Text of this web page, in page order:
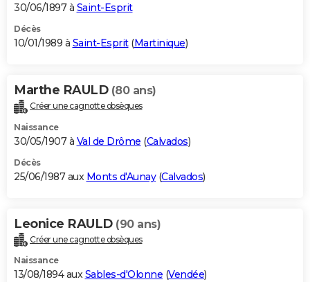
30/06/1897 à Saint-Esprit
Décès
10/01/1989 à Saint-Esprit(Martinique)
Marthe RAULD (80 ans)
Créer une cagnotte obsèques
Naissance
30/05/1907 à Val de Drôme (Calvados)
Décès
25/06/1987 aux Monts d'Aunay(Calvados)
Leonice RAULD (90 ans)
Créer une cagnotte obsèques
Naissance
13/08/1894 auxSables-d'Olonne (Vendée)